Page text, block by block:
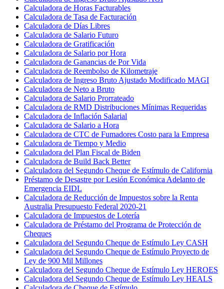
Calculadora de Horas Facturables
Calculadora de Tasa de Facturación
Calculadora de Días Libres
Calculadora de Salario Futuro
Calculadora de Gratificación
Calculadora de Salario por Hora
Calculadora de Ganancias de Por Vida
Calculadora de Reembolso de Kilometraje
Calculadora de Ingreso Bruto Ajustado Modificado MAGI
Calculadora de Neto a Bruto
Calculadora de Salario Prorrateado
Calculadora de RMD Distribuciones Mínimas Requeridas
Calculadora de Inflación Salarial
Calculadora de Salario a Hora
Calculadora de CTC de Fumadores Costo para la Empresa
Calculadora de Tiempo y Medio
Calculadora del Plan Fiscal de Biden
Calculadora de Build Back Better
Calculadora del Segundo Cheque de Estímulo de California
Préstamo de Desastre por Lesión Económica Adelanto de
Emergencia EIDL
Calculadora de Reducción de Impuestos sobre la Renta
Australia Presupuesto Federal 2020-21
Calculadora de Impuestos de Lotería
Calculadora de Préstamo del Programa de Protección de
Cheques
Calculadora del Segundo Cheque de Estímulo Ley CASH
Calculadora del Segundo Cheque de Estímulo Proyecto de
Ley de 900 Mil Millones
Calculadora del Segundo Cheque de Estímulo Ley HEROES
Calculadora del Segundo Cheque de Estímulo Ley HEALS